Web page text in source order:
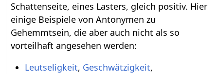
Schattenseite, eines Lasters, gleich positiv. Hier
einige Beispiele von Antonymen zu
Gehemmtsein, die aber auch nicht als so
vorteilhaft angesehen werden:
Leutseligkeit, Geschwätzigkeit,